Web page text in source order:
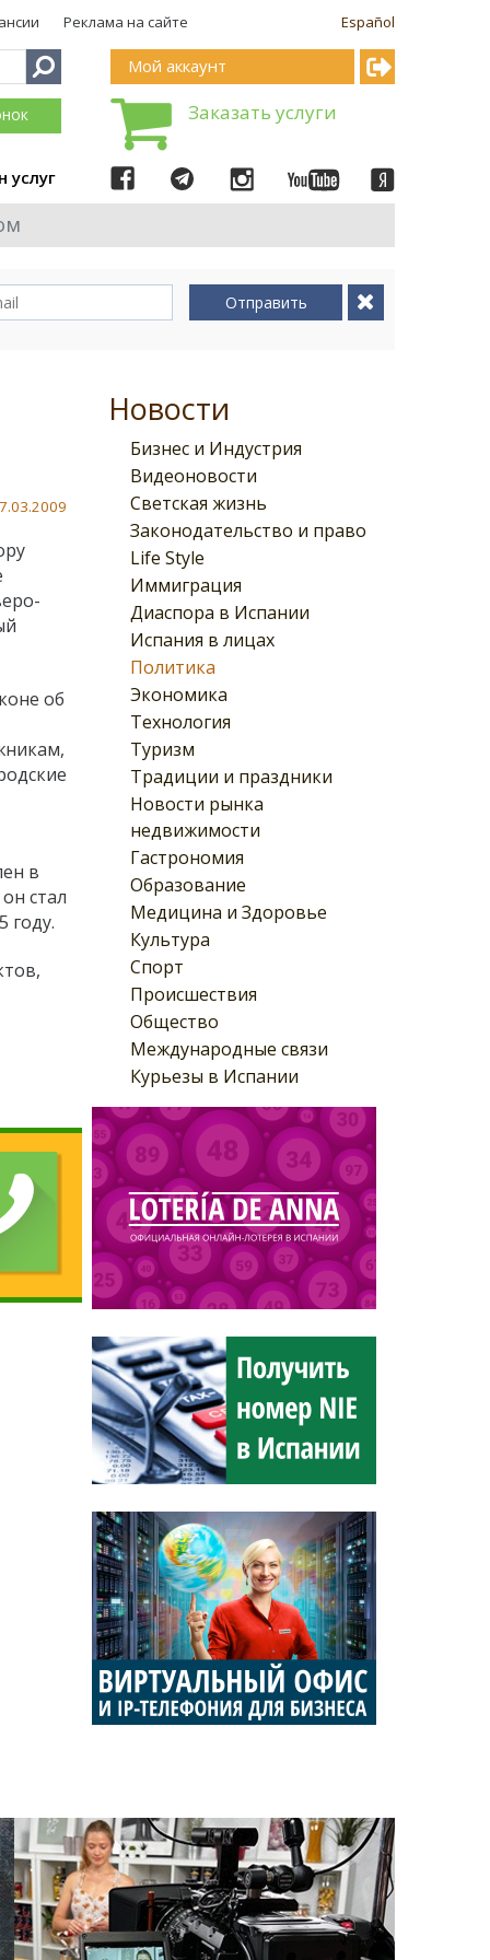
Español
Реклама на сайте
услуг
Мой аккаунт
Заказать услуги
Отправить
Новости
Бизнес и Индустрия
Видеоновости
Светская жизнь
Законодательство и право
Life Style
Иммиграция
Диаспора в Испании
Испания в лицах
Политика
Экономика
Технология
Туризм
Традиции и праздники
Новости рынка
недвижимости
Гастрономия
Образование
Медицина и Здоровье
Культура
Спорт
Происшествия
Общество
Международные связи
Курьезы в Испании
об
в
стал
году.